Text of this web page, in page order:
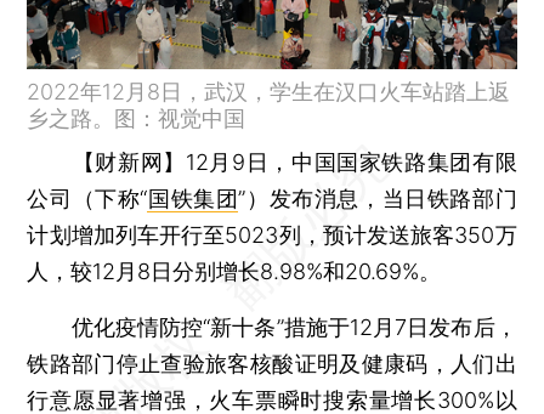
2022年12月8日，武汉，学生在汉口火车站踏上返
乡之路。图：视觉中国
【财新网】 12月9日，中国国家铁路集团有限
公司（下称“国铁集团”）发布消息，当日铁路部门
计划增加列车开行至5023列，预计发送旅客350万
人，较12月8日分别增长8.98%和20.69%。
优化疫情防控“新十条”措施于12月7日发布后，
铁路部门停止查验旅客核酸证明及健康码，人们出
行意愿显著增强，火车票瞬时搜索量增长300%以